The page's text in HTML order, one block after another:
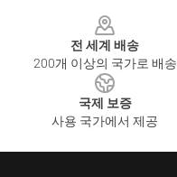
전 세계 배송
200개 이상의 국가로 배송
국제 보증
사용 국가에서 제공